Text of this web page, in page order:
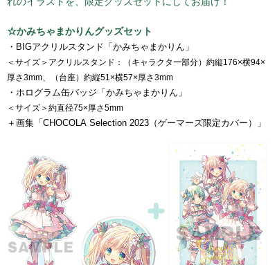
☆かみちゃまかりんグッズセット
・BIGアクリルスタンド「かみちゃまかりん」
＜サイズ＞アクリルスタンド：（キャラクター部分）約縦176×横94×
厚さ3mm、（台座）約縦51×横57×厚さ3mm
・ホログラム缶バッジ「かみちゃまかりん」
＜サイズ＞約直径75×厚さ5mm
＋画集「CHOCOLA Selection 2023（ゲーマーズ限定カバー）」